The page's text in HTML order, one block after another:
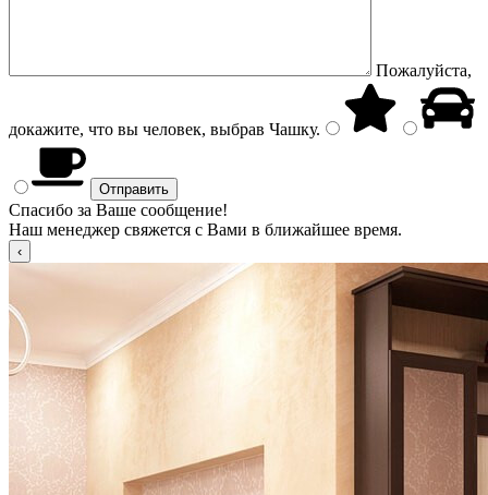
Пожалуйста,
докажите, что вы человек, выбрав Чашку.
Спасибо за Ваше сообщение!
Наш менеджер свяжется с Вами в ближайшее время.